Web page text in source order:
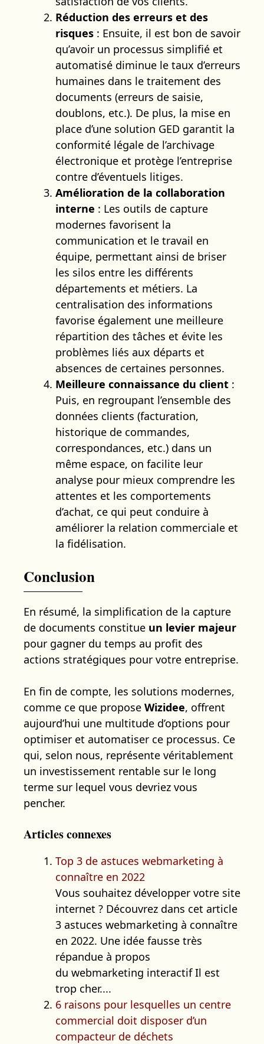
Réduction des erreurs et des
risques : Ensuite, il est bon de savoir
qu’avoir un processus simplifié et
automatisé diminue le taux d’erreurs
humaines dans le traitement des
documents (erreurs de saisie,
doublons, etc.). De plus, la mise en
place d’une solution GED garantit la
conformité légale de l’archivage
électronique et protège l’entreprise
contre d’éventuels litiges.
Amélioration de la collaboration
interne : Les outils de capture
modernes favorisent la
communication et le travail en
équipe, permettant ainsi de briser
les silos entre les différents
départements et métiers. La
centralisation des informations
favorise également une meilleure
répartition des tâches et évite les
problèmes liés aux départs et
absences de certaines personnes.
Meilleure connaissance du client :
Puis, en regroupant l’ensemble des
données clients (facturation,
historique de commandes,
correspondances, etc.) dans un
même espace, on facilite leur
analyse pour mieux comprendre les
attentes et les comportements
d’achat, ce qui peut conduire à
améliorer la relation commerciale et
la fidélisation.
Conclusion
En résumé, la simplification de la capture
de documents constitue un levier majeur
pour gagner du temps au profit des
actions stratégiques pour votre entreprise.
En fin de compte, les solutions modernes,
comme ce que propose Wizidee, offrent
aujourd’hui une multitude d’options pour
optimiser et automatiser ce processus. Ce
qui, selon nous, représente véritablement
un investissement rentable sur le long
terme sur lequel vous devriez vous
pencher.
Articles connexes
Top 3 de astuces webmarketing à
connaître en 2022
Vous souhaitez développer votre site
internet ? Découvrez dans cet article
3 astuces webmarketing à connaître
en 2022. Une idée fausse très
répandue à propos
du webmarketing interactif Il est
trop cher....
6 raisons pour lesquelles un centre
commercial doit disposer d’un
compacteur de déchets